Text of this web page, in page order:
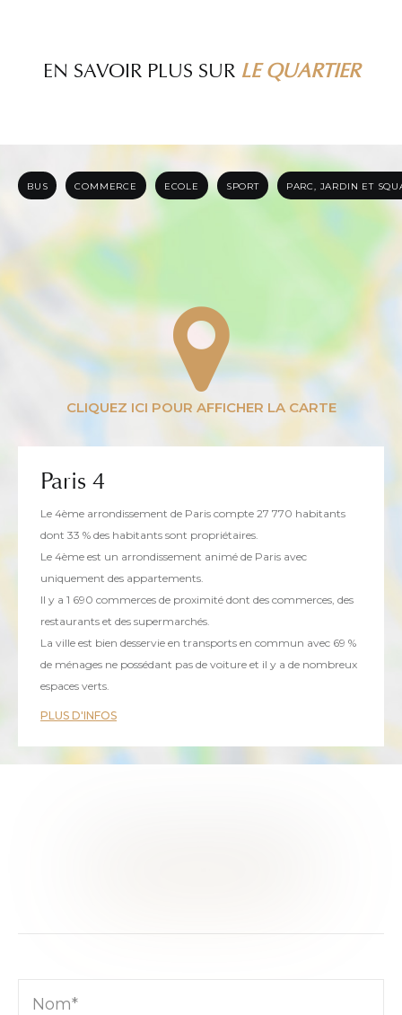
EN SAVOIR PLUS SUR LE QUARTIER
BUS COMMERCE ECOLE SPORT PARC, JARDIN ET
Paris 4
Le 4ème arrondissement de Paris compte 27 770 habitants
dont 33 % des habitants sont propriétaires.
Le 4ème est un arrondissement animé de Paris avec
uniquement des appartements.
Il y a 1 690 commerces de proximité dont des commerces, des
restaurants et des supermarchés.
La ville est bien desservie en transports en commun avec 69 %
de ménages ne possédant pas de voiture et il y a de nombreux
espaces verts.
PLUS D'INFOS
Nom*